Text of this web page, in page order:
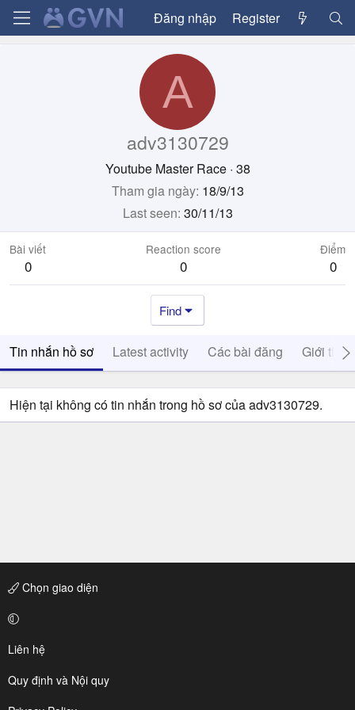
Đăng nhập Register
A
adv3130729
Youtube Master Race · 38
Tham gia ngày 18/9/13
Last seen 30/11/13
Bài viết
0
Reaction score
0
Điểm
0
Find
Tin nhắn hồ sơ Latest activity Các bài đăng Giới thiệu
Hiện tại không có tin nhắn trong hồ sơ của adv3130729.
Chọn giao diện
Liên hệ
Quy định và Nội quy